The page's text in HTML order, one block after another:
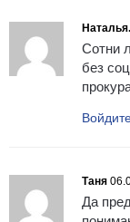
Наталья.
Сотни
без
Таня
Да